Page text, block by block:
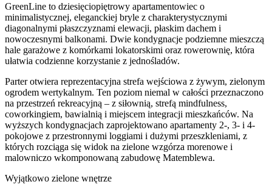
GreenLine to dziesięciopiętrowy apartamentowiec o
minimalistycznej, eleganckiej bryle z charakterystycznymi
diagonalnymi płaszczyznami elewacji, płaskim dachem i
nowoczesnymi balkonami. Dwie kondygnacje podziemne mieszczą
hale garażowe z komórkami lokatorskimi oraz rowerownię, która
ułatwia codzienne korzystanie z jednośladów.
Parter otwiera reprezentacyjna strefa wejściowa z żywym, zielonym
ogrodem wertykalnym. Ten poziom niemal w całości przeznaczono
na przestrzeń rekreacyjną – z siłownią, strefą mindfulness,
coworkingiem, bawialnią i miejscem integracji mieszkańców. Na
wyższych kondygnacjach zaprojektowano apartamenty 2-, 3- i 4-
pokojowe z przestronnymi loggiami i dużymi przeszkleniami, z
których rozciąga się widok na zielone wzgórza morenowe i
malowniczo wkomponowaną zabudowę Matemblewa.
Wyjątkowo zielone wnętrze